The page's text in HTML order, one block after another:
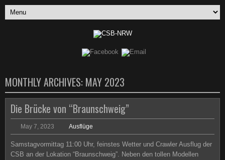
MONTHLY ARCHIVES: MAY 2023
Die Brücke von “Braunschweig”
May 7, 2023 Ausflüge
Samstagvormittag 11:00 Uhr, feinstes Wetter und Crawler Ausflug der
CSB an der Lokation “Braunschweig”. Neben den tollen Modellen